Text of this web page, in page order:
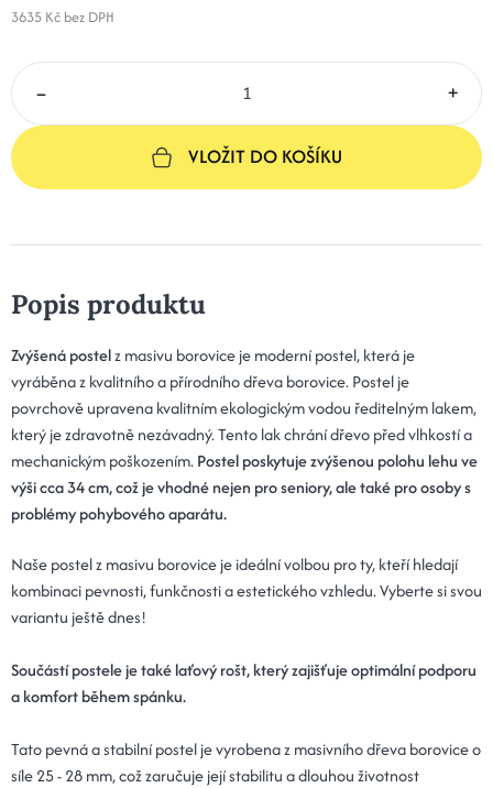
3635 Kč bez DPH
– +
VLOŽIT DO KOŠÍKU
Popis produktu
Zvýšená postelz masivu borovice je moderní postel, která je
vyráběna z kvalitního a přírodního dřeva borovice. Postel je
povrchově upravena kvalitním ekologickým vodou ředitelným lakem,
který je zdravotně nezávadný. Tento lak chrání dřevo před vlhkostí a
mechanickým poškozením.Postel poskytuje zvýšenou polohu lehu ve
výši cca 34 cm, což je vhodné nejen pro seniory, ale také pro osoby s
problémy pohybového aparátu.
Naše postel z masivu borovice je ideální volbou pro ty, kteří hledají
kombinaci pevnosti, funkčnosti a estetického vzhledu. Vyberte si svou
variantu ještě dnes!
Součástí postele je také laťový rošt, který zajišťuje optimální podporu
a komfort během spánku.
Tato pevná a stabilní postel je vyrobena z masivního dřeva borovice o
síle 25 - 28 mm, což zaručuje její stabilitu a dlouhou životnost